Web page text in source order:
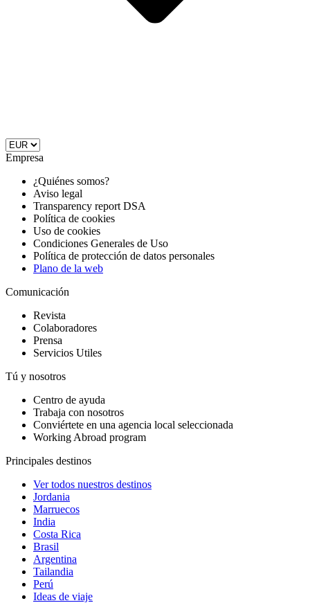
Empresa
¿Quiénes somos?
Aviso legal
Transparency report DSA
Política de cookies
Uso de cookies
Condiciones Generales de Uso
Política de protección de datos personales
Plano de la web
Comunicación
Revista
Colaboradores
Prensa
Servicios Utiles
Tú y nosotros
Centro de ayuda
Trabaja con nosotros
Conviértete en una agencia local seleccionada
Working Abroad program
Principales destinos
Ver todos nuestros destinos
Jordania
Marruecos
India
Costa Rica
Brasil
Argentina
Tailandia
Perú
Ideas de viaje